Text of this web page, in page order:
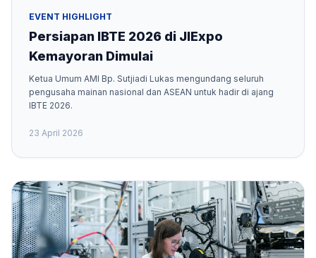
EVENT HIGHLIGHT
Persiapan IBTE 2026 di JIExpo
Kemayoran Dimulai
Ketua Umum AMI Bp. Sutjiadi Lukas mengundang seluruh
pengusaha mainan nasional dan ASEAN untuk hadir di ajang
IBTE 2026.
23 April 2026